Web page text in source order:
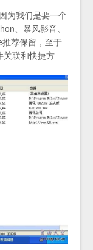
为我们是要一个
、暴风影音、
荐保留，至于
关联和快捷方